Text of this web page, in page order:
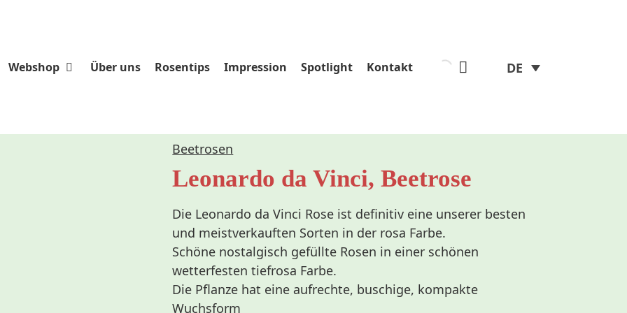
Webshop Über uns Rosentips Impression Spotlight Kontakt DE
Beetrosen
Leonardo da Vinci, Beetrose
Die Leonardo da Vinci Rose ist definitiv eine unserer besten
und meistverkauften Sorten in der rosa Farbe.
Schöne nostalgisch gefüllte Rosen in einer schönen
wetterfesten tiefrosa Farbe.
Die Pflanze hat eine aufrechte, buschige, kompakte
Wuchsform